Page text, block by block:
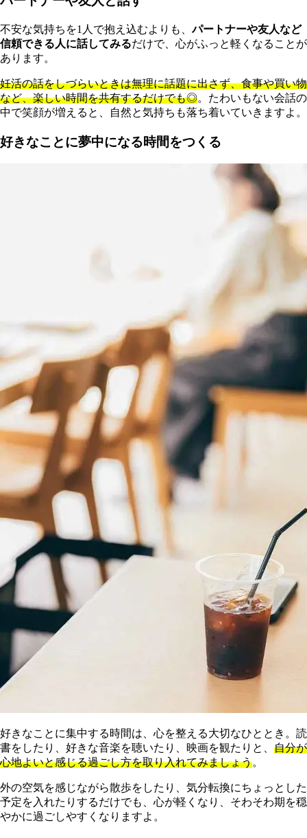
不安な気持ちを1人で抱え込むよりも、パートナーや友人など
信頼できる人に話してみるだけで、心がふっと軽くなることが
あります。
妊活の話をしづらいときは無理に話題に出さず、食事や買い物
など、楽しい時間を共有するだけでも◎。たわいもない会話の
中で笑顔が増えると、自然と気持ちも落ち着いていきますよ。
好きなことに夢中になる時間をつくる
好きなことに集中する時間は、心を整える大切なひととき。読
書をしたり、好きな音楽を聴いたり、映画を観たりと、 自分が
心地よいと感じる過ごし方を取り入れてみましょう。
外の空気を感じながら散歩をしたり、気分転換にちょっとした
予定を入れたりするだけでも、心が軽くなり、そわそわ期を穏
やかに過ごしやすくなりますよ。